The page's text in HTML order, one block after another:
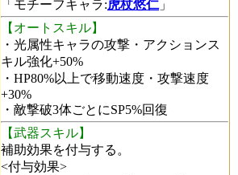
「 モチーフキャラ:虎杖悠仁 」
【オートスキル】
・光属性キャラの攻撃・アクションス
キル強化+50%
・HP80%以上で移動速度・攻撃速度
+30%
・敵撃破3体ごとにSP5%回復
【武器スキル】
補助効果を付与する。
<付与効果>